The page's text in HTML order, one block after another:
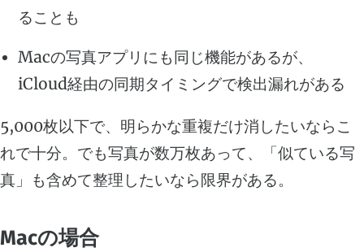
ることも
Macの写真アプリにも同じ機能があるが、
iCloud経由の同期タイミングで検出漏れがある
5,000枚以下で、明らかな重複だけ消したいならこ
れで十分。でも写真が数万枚あって、「似ている写
真」も含めて整理したいなら限界がある。
Macの場合